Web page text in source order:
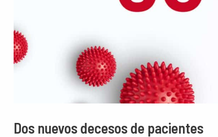
Dos nuevos decesos de pacientes